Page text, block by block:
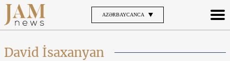
AZƏRBAYCANCA
David İsaxanyan